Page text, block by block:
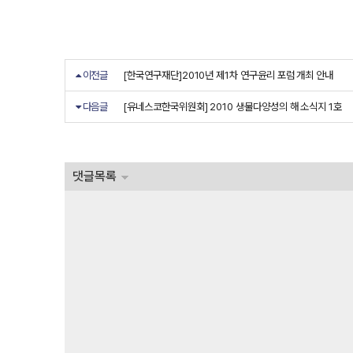
이전글 [한국연구재단]2010년 제1차 연구윤리 포럼 개최 안내
다음글 [유네스코한국위원회] 2010 생물다양성의 해 소식지 1호
댓글목록